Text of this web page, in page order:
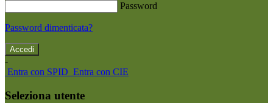
Password
Password dimenticata?
-
Entra con SPID Entra con CIE
Seleziona utente